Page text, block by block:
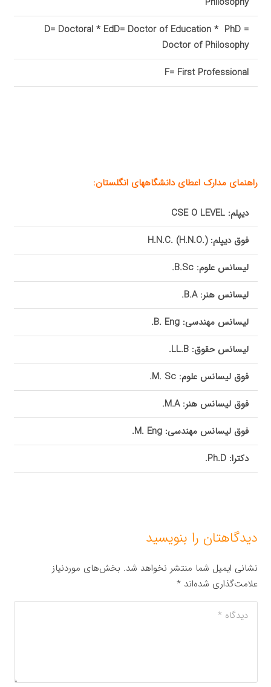
D= Doctoral * EdD= Doctor of Education* PhD =
Doctor of Philosophy
F= First Professional
راهنمای مدارک اعطای دانشگاههای انگلستان:
دیپلم: CSE O LEVEL
فوق دیپلم: H.N.C. (H.N.O.)
لیسانس علوم:B.Sc
.
لیسانس هنر:B.A
.
لیسانس مهندسی:B. Eng.
لیسانس حقوق:LL.B
.
فوق لیسانس علوم:M. Sc
.
فوق لیسانس هنر:M.A
.
فوق لیسانس مهندسی:M. Eng.
دکترا:Ph.D
.
دیدگاهتان را بنویسید
نشانی ایمیل شما منتشر نخواهد شد. بخش‌های موردنیاز
علامت‌گذاری شده‌اند*